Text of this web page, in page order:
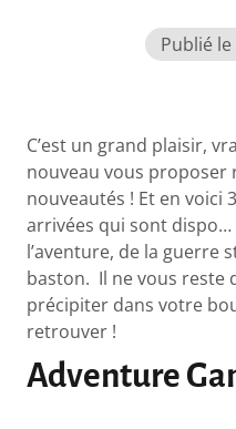
Publié
C’est un grand plaisir,
nouveau vous proposer
nouveautés ! Et en
arrivées qui sont dispo…
l’aventure, de la guerre
baston. Il ne vous reste
précipiter dans votre
retrouver !
Adventure